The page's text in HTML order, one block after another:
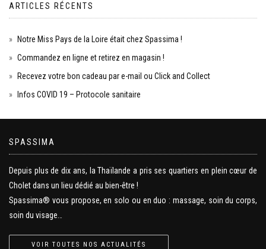
ARTICLES RÉCENTS
Notre Miss Pays de la Loire était chez Spassima !
Commandez en ligne et retirez en magasin !
Recevez votre bon cadeau par e-mail ou Click and Collect
Infos COVID 19 – Protocole sanitaire
SPASSIMA
Depuis plus de dix ans, la Thaïlande a pris ses quartiers en plein cœur de
Cholet dans un lieu dédié au bien-être !
Spassima® vous propose, en solo ou en duo : massage, soin du corps,
soin du visage…
VOIR TOUTES NOS ACTUALITÉS